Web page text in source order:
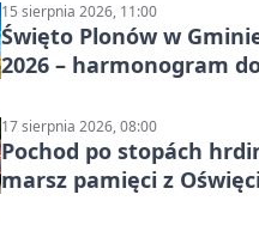
15 sierpnia 2026, 11:00
Święto Plonów w
2026 – harmonogram
17 sierpnia 2026, 08:00
Pochod po stopách
marsz pamięci z